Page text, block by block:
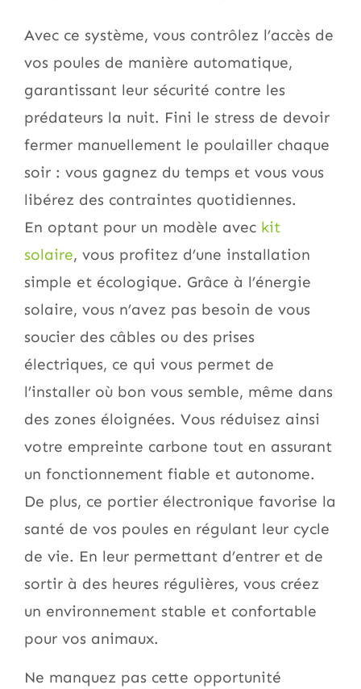
Avec ce système, vous contrôlez l’accès de
vos poules de manière automatique,
garantissant leur sécurité contre les
prédateurs la nuit. Fini le stress de devoir
fermer manuellement le poulailler chaque
soir : vous gagnez du temps et vous vous
libérez des contraintes quotidiennes.
En optant pour un modèle avec kit
solaire, vous profitez d’une installation
simple et écologique. Grâce à l’énergie
solaire, vous n’avez pas besoin de vous
soucier des câbles ou des prises
électriques, ce qui vous permet de
l’installer où bon vous semble, même dans
des zones éloignées. Vous réduisez ainsi
votre empreinte carbone tout en assurant
un fonctionnement fiable et autonome.
De plus, ce portier électronique favorise la
santé de vos poules en régulant leur cycle
de vie. En leur permettant d’entrer et de
sortir à des heures régulières, vous créez
un environnement stable et confortable
pour vos animaux.
Ne manquez pas cette opportunité